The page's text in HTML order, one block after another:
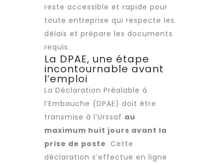
reste accessible et rapide pour
toute entreprise qui respecte les
délais et prépare les documents
requis.
La DPAE, une étape
incontournable avant
l’emploi
La Déclaration Préalable à
l’Embauche (DPAE) doit être
transmise à l’Urssaf au
maximum huit jours avant la
prise de poste. Cette
déclaration s’effectue en ligne